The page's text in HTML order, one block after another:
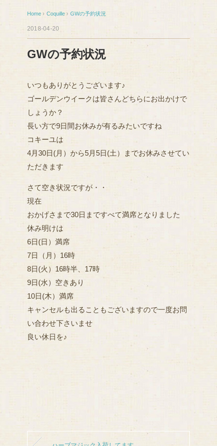
Home › Coquille › GWの予約状況
2018-04-20
GWの予約状況
いつもありがとうございます♪
ゴールデンウイークは皆さんどちらにお出かけで
しょうか？
長い方で9日間お休みが有るみたいですね
コキーユは
4月30日(月）から5月5日(土）までお休みさせてい
ただきます
さて空き状況ですが・・
現在
おかげさまで30日まですべて満席となりました
休み明けは
6日(日）満席
7日（月）16時
8日(火）16時半、17時
9日(水）空きあり
10日(木）満席
キャンセルも出ることもございますので一度お問
い合わせ下さいませ
良い休日を♪